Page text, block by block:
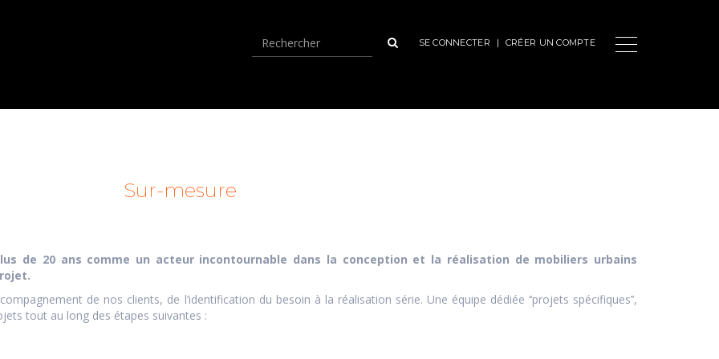
SE CONNECTER | CRÉER UN COMPTE
Sur-mesure
de 20 ans comme un acteur incontournable dans la conception et la réalisation de mobiliers urbains
de nos clients, de l’identification du besoin à la réalisation série. Une équipe dédiée ‘‘projets spécifiques’’,
tout au long des étapes suivantes :